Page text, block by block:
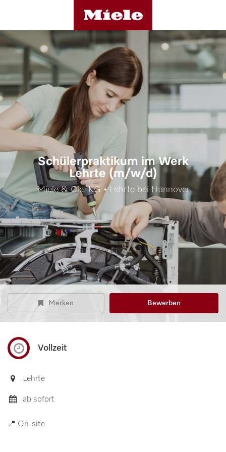
Schülerpraktikum im Werk
Lehrte (m/w/d)
Miele & Cie. KG • Lehrte bei Hannover
Merken Bewerben
Vollzeit
Lehrte
ab sofort
📍 On-site